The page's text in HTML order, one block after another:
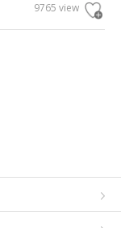
9765 view